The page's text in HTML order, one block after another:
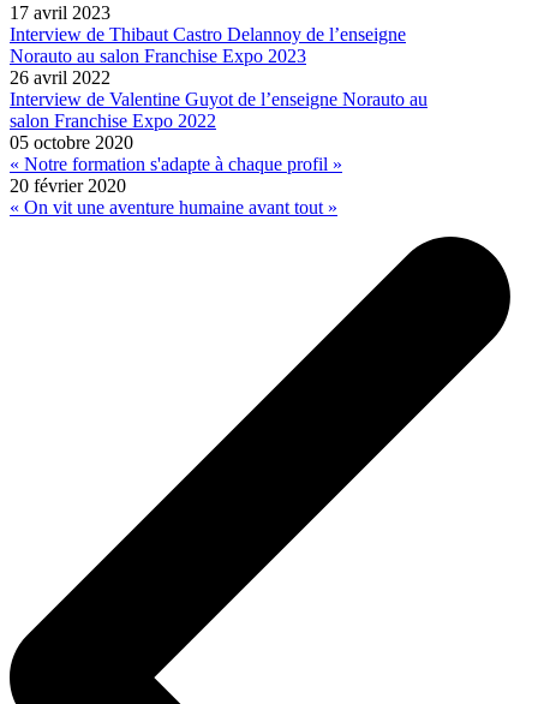
17 avril 2023
Interview de Thibaut Castro Delannoy de l’enseigne
Norauto au salon Franchise Expo 2023
26 avril 2022
Interview de Valentine Guyot de l’enseigne Norauto au
salon Franchise Expo 2022
05 octobre 2020
« Notre formation s'adapte à chaque profil »
20 février 2020
« On vit une aventure humaine avant tout »